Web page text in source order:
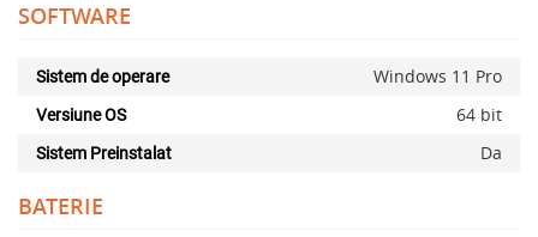
SOFTWARE
Sistem de operare Windows 11 Pro
Versiune OS 64 bit
Sistem Preinstalat Da
BATERIE